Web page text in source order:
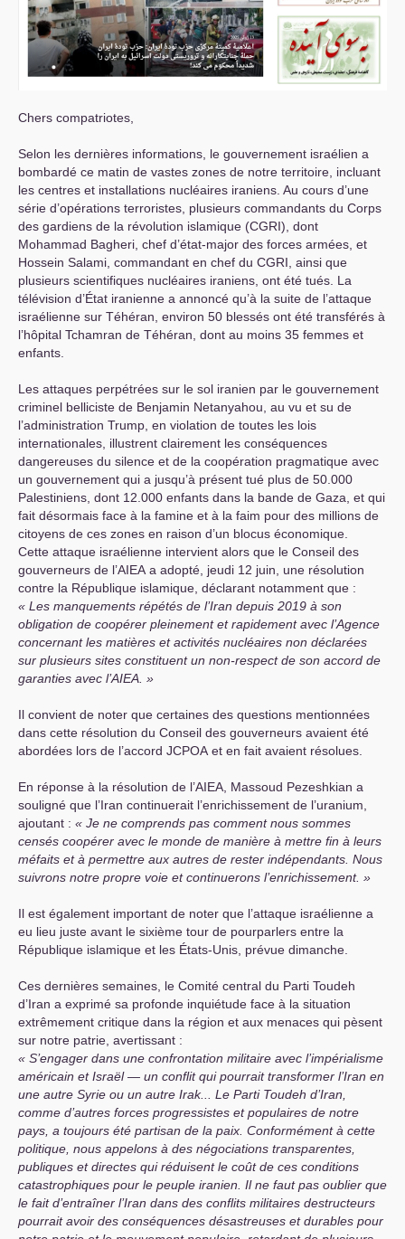
Chers compatriotes,
Selon les dernières informations, le gouvernement israélien a
bombardé ce matin de vastes zones de notre territoire, incluant
les centres et installations nucléaires iraniens. Au cours d’une
série d’opérations terroristes, plusieurs commandants du Corps
des gardiens de la révolution islamique (CGRI), dont
Mohammad Bagheri, chef d’état-major des forces armées, et
Hossein Salami, commandant en chef du CGRI , ainsi que
plusieurs scientifiques nucléaires iraniens, ont été tués. La
télévision d’État iranienne a annoncé qu’à la suite de l’attaque
israélienne sur Téhéran, environ 50 blessés ont été transférés à
l’hôpital Tchamran de Téhéran, dont au moins 35 femmes et
enfants.
Les attaques perpétrées sur le sol iranien par le gouvernement
criminel belliciste de Benjamin Netanyahou, au vu et su de
l’administration Trump, en violation de toutes les lois
internationales, illustrent clairement les conséquences
dangereuses du silence et de la coopération pragmatique avec
un gouvernement qui a jusqu’à présent tué plus de 50.000
Palestiniens, dont 12.000 enfants dans la bande de Gaza, et qui
fait désormais face à la famine et à la faim pour des millions de
citoyens de ces zones en raison d’un blocus économique.
Cette attaque israélienne intervient alors que le Conseil des
gouverneurs de l’AIEA a adopté, jeudi 12 juin, une résolution
contre la République islamique, déclarant notamment que :
Les manquements répétés de l’Iran depuis 2019 à son
obligation de coopérer pleinement et rapidement avec l’Agence
concernant les matières et activités nucléaires non déclarées
sur plusieurs sites constituent un non-respect de son accord de
garanties avec l’AIEA
Il convient de noter que certaines des questions mentionnées
dans cette résolution du Conseil des gouverneurs avaient été
abordées lors de l’accord JCPOA et en fait avaient résolues.
En réponse à la résolution de l’AIEA , Massoud Pezeshkian a
souligné que l’Iran continuerait l’enrichissement de l’uranium,
ajoutant :
Je ne comprends pas comment nous sommes
censés coopérer avec le monde de manière à mettre fin à leurs
méfaits et à permettre aux autres de rester indépendants. Nous
suivrons notre propre voie et continuerons l’enrichissement.
Il est également important de noter que l’attaque israélienne a
eu lieu juste avant le sixième tour de pourparlers entre la
République islamique et les États-Unis, prévue dimanche.
Ces dernières semaines, le Comité central du Parti Toudeh
d’Iran a exprimé sa profonde inquiétude face à la situation
extrêmement critique dans la région et aux menaces qui pèsent
sur notre patrie, avertissant :
S’engager dans une confrontation militaire avec l’impérialisme
américain et Israël — un conflit qui pourrait transformer l’Iran en
une autre Syrie ou un autre Irak... Le Parti Toudeh d’Iran,
comme d’autres forces progressistes et populaires de notre
pays, a toujours été partisan de la paix. Conformément à cette
politique, nous appelons à des négociations transparentes,
publiques et directes qui réduisent le coût de ces conditions
catastrophiques pour le peuple iranien. Il ne faut pas oublier que
le fait d’entraîner l’Iran dans des conflits militaires destructeurs
pourrait avoir des conséquences désastreuses et durables pour